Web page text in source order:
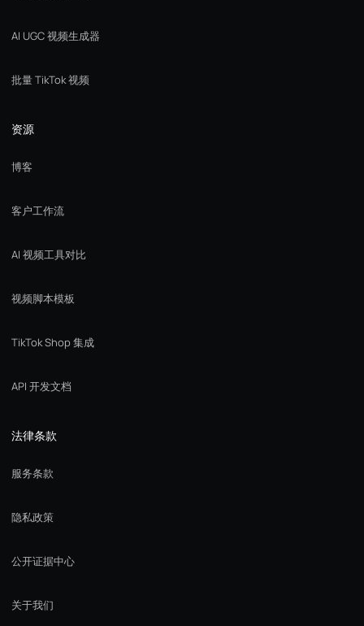
AI UGC 视频生成器
批量 TikTok 视频
资源
博客
客户工作流
AI 视频工具对比
视频脚本模板
TikTok Shop 集成
API 开发文档
法律条款
服务条款
隐私政策
公开证据中心
关于我们